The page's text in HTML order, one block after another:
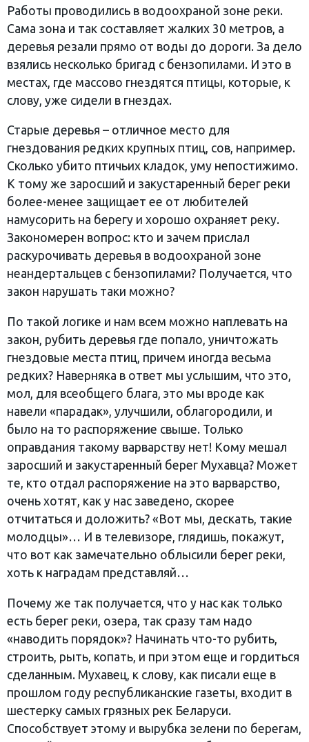
Работы проводились в водоохраной зоне реки.
Сама зона и так составляет жалких 30 метров, а
деревья резали прямо от воды до дороги. За дело
взялись несколько бригад с бензопилами. И это в
местах, где массово гнездятся птицы, которые, к
слову, уже сидели в гнездах.
Старые деревья – отличное место для
гнездования редких крупных птиц, сов, например.
Сколько убито птичьих кладок, уму непостижимо.
К тому же заросший и закустаренный берег реки
более-менее защищает ее от любителей
намусорить на берегу и хорошо охраняет реку.
Закономерен вопрос: кто и зачем прислал
раскурочивать деревья в водоохраной зоне
неандертальцев с бензопилами? Получается, что
закон нарушать таки можно?
По такой логике и нам всем можно наплевать на
закон, рубить деревья где попало, уничтожать
гнездовые места птиц, причем иногда весьма
редких? Наверняка в ответ мы услышим, что это,
мол, для всеобщего блага, это мы вроде как
навели «парадак», улучшили, облагородили, и
было на то распоряжение свыше. Только
оправдания такому варварству нет! Кому мешал
заросший и закустаренный берег Мухавца? Может
те, кто отдал распоряжение на это варварство,
очень хотят, как у нас заведено, скорее
отчитаться и доложить? «Вот мы, дескать, такие
молодцы»… И в телевизоре, глядишь, покажут,
что вот как замечательно облысили берег реки,
хоть к наградам представляй…
Почему же так получается, что у нас как только
есть берег реки, озера, так сразу там надо
«наводить порядок»? Начинать что-то рубить,
строить, рыть, копать, и при этом еще и гордиться
сделанным. Мухавец, к слову, как писали еще в
прошлом году республиканские газеты, входит в
шестерку самых грязных рек Беларуси.
Способствует этому и вырубка зелени по берегам,